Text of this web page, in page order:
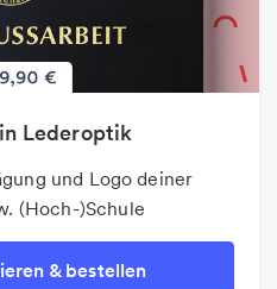
Lederoptik
und Logo deiner
(Hoch-)Schule
& bestellen